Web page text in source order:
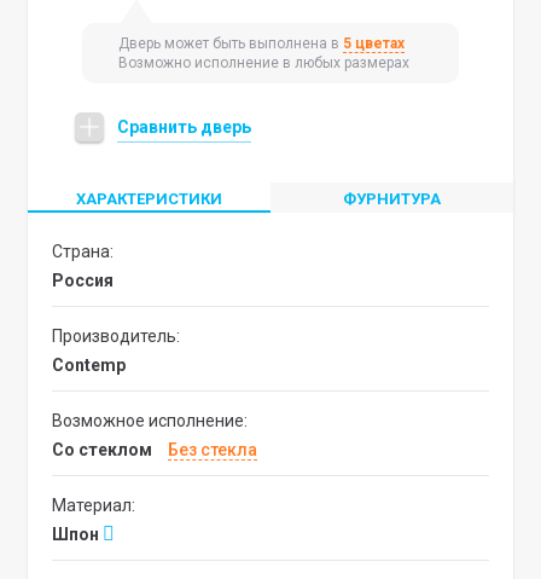
Дверь может быть выполнена в 5 цветах
Возможно исполнение в любых размерах
Сравнить дверь
ХАРАКТЕРИСТИКИ ФУРНИТУРА
Страна:
Россия
Производитель:
Contemp
Возможное исполнение:
со стеклом
без стекла
Материал:
Шпон